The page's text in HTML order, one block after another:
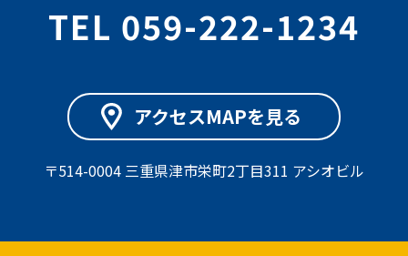
TEL 059-222-1234
アクセスMAPを見る
〒514-0004 三重県津市栄町2丁目311 アシオビル